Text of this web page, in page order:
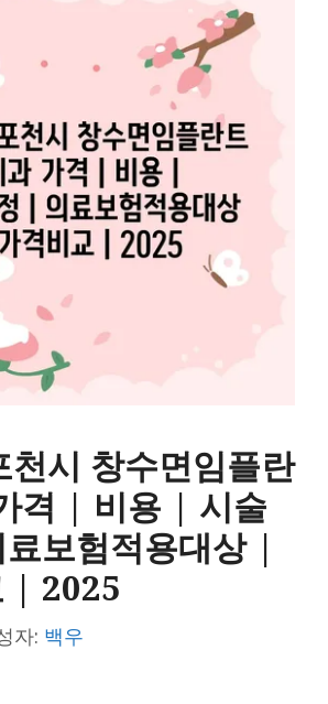
천시 창수면임플란
격 | 비용 | 시술
보험적용대상 |
| 2025
자: 백우